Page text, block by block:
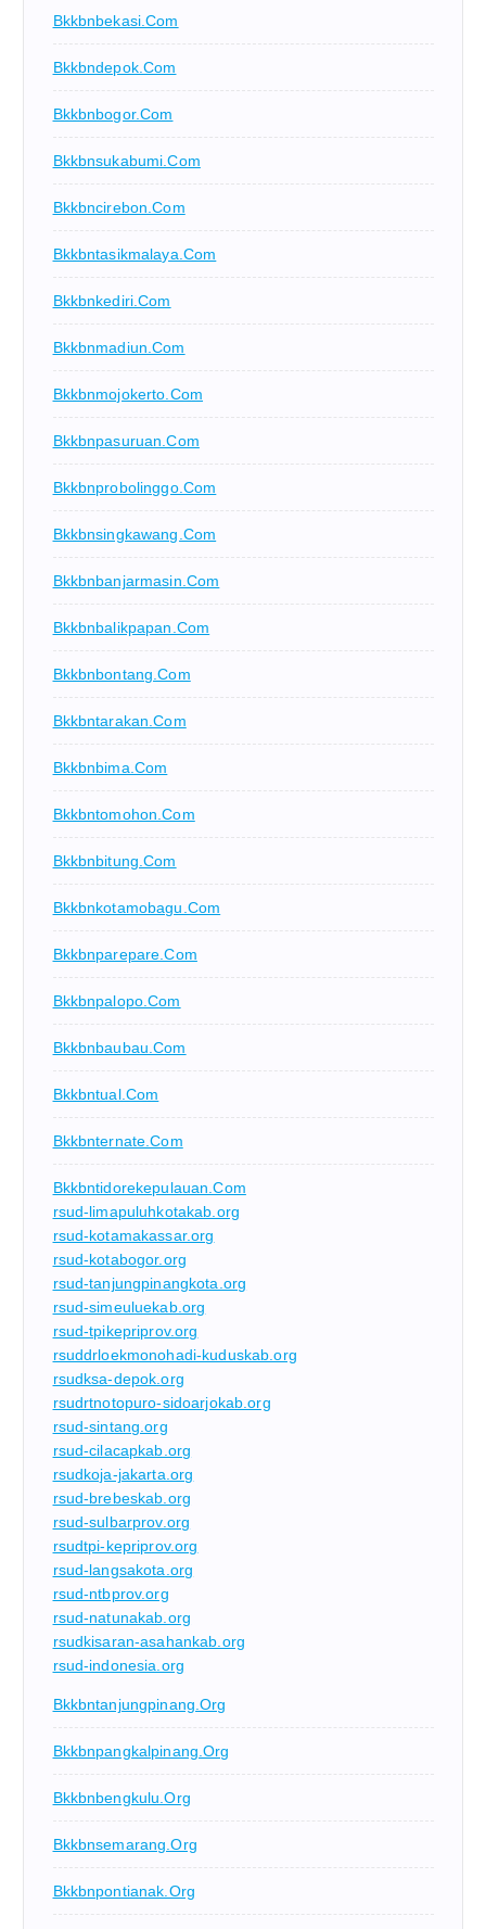
Bkkbnbekasi.com
Bkkbndepok.com
Bkkbnbogor.com
Bkkbnsukabumi.com
Bkkbncirebon.com
Bkkbntasikmalaya.com
Bkkbnkediri.com
Bkkbnmadiun.com
Bkkbnmojokerto.com
Bkkbnpasuruan.com
Bkkbnprobolinggo.com
Bkkbnsingkawang.com
Bkkbnbanjarmasin.com
Bkkbnbalikpapan.com
Bkkbnbontang.com
Bkkbntarakan.com
Bkkbnbima.com
Bkkbntomohon.com
Bkkbnbitung.com
Bkkbnkotamobagu.com
Bkkbnparepare.com
Bkkbnpalopo.com
Bkkbnbaubau.com
Bkkbntual.com
Bkkbnternate.com
Bkkbntidorekepulauan.com
rsud-limapuluhkotakab.org
rsud-kotamakassar.org
rsud-kotabogor.org
rsud-tanjungpinangkota.org
rsud-simeuluekab.org
rsud-tpikepriprov.org
rsuddrloekmonohadi-kuduskab.org
rsudksa-depok.org
rsudrtnotopuro-sidoarjokab.org
rsud-sintang.org
rsud-cilacapkab.org
rsudkoja-jakarta.org
rsud-brebeskab.org
rsud-sulbarprov.org
rsudtpi-kepriprov.org
rsud-langsakota.org
rsud-ntbprov.org
rsud-natunakab.org
rsudkisaran-asahankab.org
rsud-indonesia.org
Bkkbntanjungpinang.org
Bkkbnpangkalpinang.org
Bkkbnbengkulu.org
Bkkbnsemarang.org
Bkkbnpontianak.org